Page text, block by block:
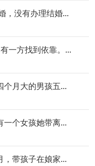
，没有办理结婚...
一方找到依靠。...
月大的男孩五...
个女孩她带离...
带孩子在娘家...